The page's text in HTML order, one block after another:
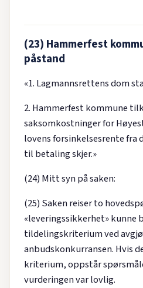
(23) Hammerfest
påstand
«1. Lagmannsrettens dom
2. Hammerfest kommune
saksomkostninger for
lovens forsinkelsesrente fra
til betaling skjer.»
(24) Mitt syn på saken:
(25) Saken reiser to
«leveringssikkerhet» kunne
tildelingskriterium ved
anbudskonkurransen. Hvis
kriterium, oppstår
vurderingen var lovlig.